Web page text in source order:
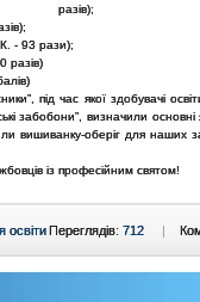
разів);
К. - 93 рази);
разів)
під час якої здобувачі
забобони”, визначили основні
вишиванку-оберіг для наших
із професійним святом!
освітиПереглядів: 712 |